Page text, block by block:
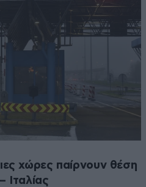
χώρες παίρνουν θέση
Ιταλίας